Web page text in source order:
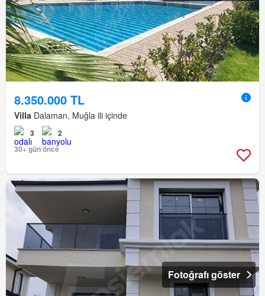
8.350.000 TL
Villa Dalaman, Muğla ili içinde
3
2
30+ gün önce
Fotoğrafı göster